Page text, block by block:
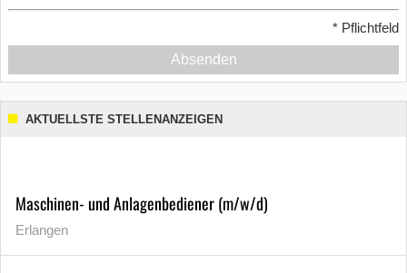
* Pflichtfeld
Absenden
AKTUELLSTE STELLENANZEIGEN
Maschinen- und Anlagenbediener (m/w/d)
Erlangen